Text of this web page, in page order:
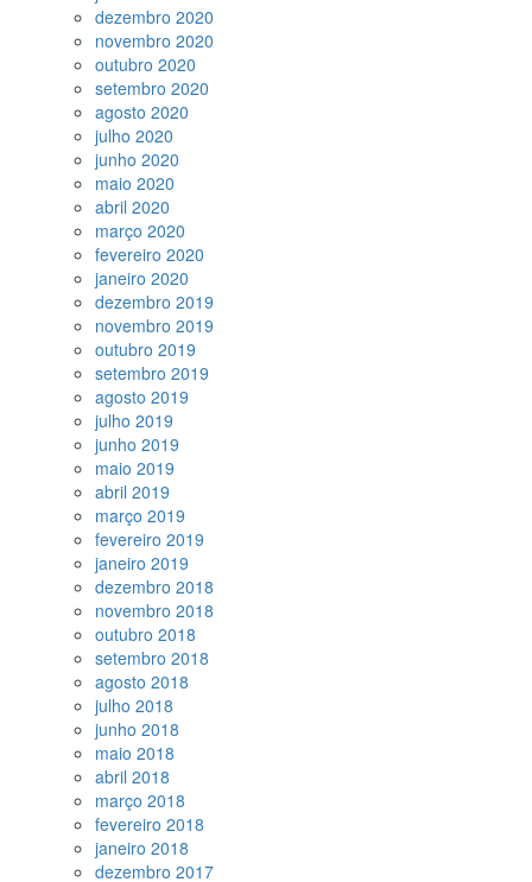
dezembro 2020
novembro 2020
outubro 2020
setembro 2020
agosto 2020
julho 2020
junho 2020
maio 2020
abril 2020
março 2020
fevereiro 2020
janeiro 2020
dezembro 2019
novembro 2019
outubro 2019
setembro 2019
agosto 2019
julho 2019
junho 2019
maio 2019
abril 2019
março 2019
fevereiro 2019
janeiro 2019
dezembro 2018
novembro 2018
outubro 2018
setembro 2018
agosto 2018
julho 2018
junho 2018
maio 2018
abril 2018
março 2018
fevereiro 2018
janeiro 2018
dezembro 2017